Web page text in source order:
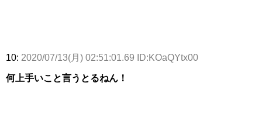
10: 2020/07/13(月) 02:51:01.69 ID:KOaQYtx00
何上手いこと言うとるねん！